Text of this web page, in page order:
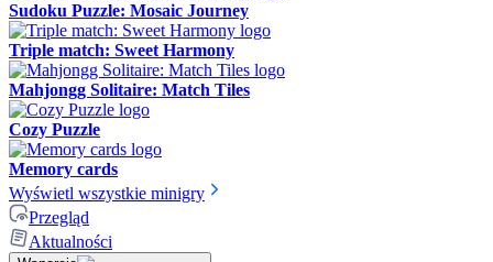
Sudoku Puzzle: Mosaic Journey
Triple match: Sweet Harmony
Mahjongg Solitaire: Match Tiles
Cozy Puzzle
Memory cards
Wyświetl wszystkie minigry
Przegląd
Aktualności